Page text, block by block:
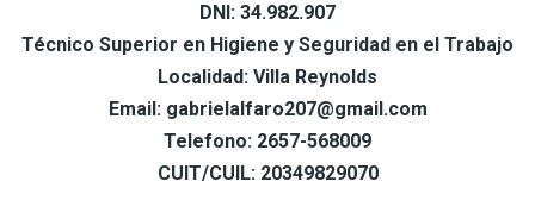
DNI: 34.982.907
Técnico Superior en Higiene y Seguridad en el Trabajo
Localidad: Villa Reynolds
Email: gabrielalfaro207@gmail.com
Telefono: 2657-568009
CUIT/CUIL: 20349829070